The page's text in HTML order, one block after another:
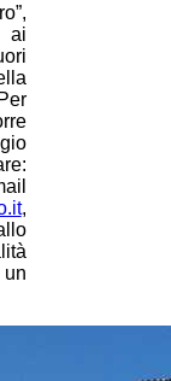
ai
,